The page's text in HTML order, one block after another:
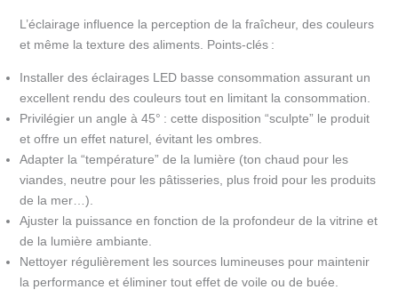
L’éclairage influence la perception de la fraîcheur, des couleurs
et même la texture des aliments. Points-clés :
Installer des éclairages LED basse consommation assurant un
excellent rendu des couleurs tout en limitant la consommation.
Privilégier un angle à 45° : cette disposition “sculpte” le produit
et offre un effet naturel, évitant les ombres.
Adapter la “température” de la lumière (ton chaud pour les
viandes, neutre pour les pâtisseries, plus froid pour les produits
de la mer…).
Ajuster la puissance en fonction de la profondeur de la vitrine et
de la lumière ambiante.
Nettoyer régulièrement les sources lumineuses pour maintenir
la performance et éliminer tout effet de voile ou de buée.